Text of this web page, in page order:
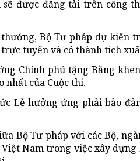
được đăng tải trên cổng
Bộ Tư pháp dự kiến
tuyến và có thành tích
Chính phủ tặng Bằng
nhất của Cuộc thi.
Lễ hưởng ứng phải bảo
Bộ Tư pháp với các Bộ,
Nam trong việc xây